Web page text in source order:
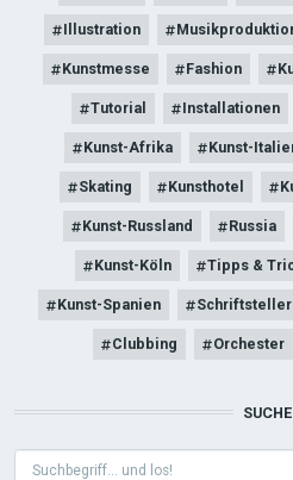
Illustration
Kunstmesse Fashion
Tutorial Installationen
Kunst-Afrika Kunst-
Skating Kunsthotel
Kunst-Russland Russia
Kunst-Köln Tipps &
Kunst-Spanien Schriftsteller
Clubbing Orchester
SUCHE